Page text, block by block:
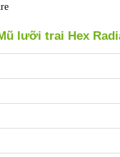
lưỡi trai Hex